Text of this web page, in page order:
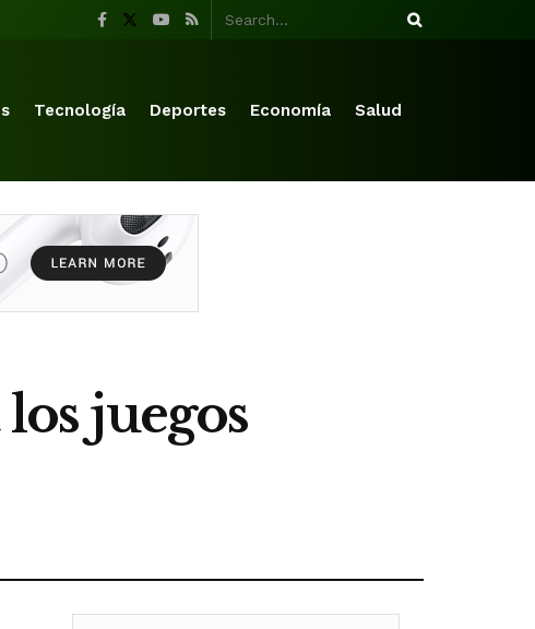
Tecnología Deportes Economía Salud
juegos